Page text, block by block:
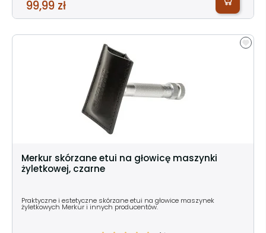
99,99 zł
Merkur skórzane etui na głowicę maszynki
żyletkowej, czarne
Praktyczne i estetyczne skórzane etui na głowice maszynek
żyletkowych Merkur i innych producentów.